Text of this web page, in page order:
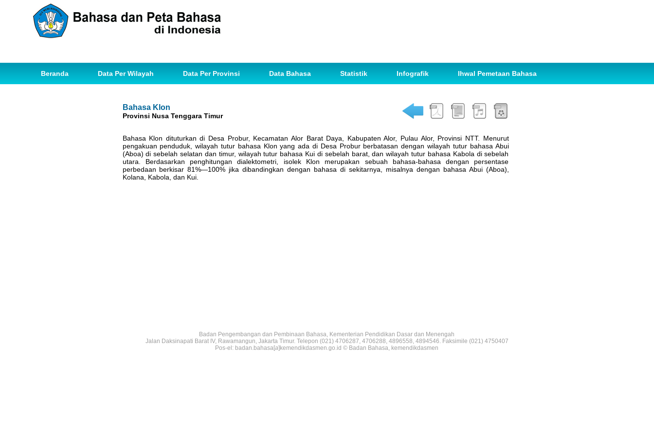
Beranda Data Per Wilayah Data Per Provinsi Data Bahasa Statistik Infografik Ihwal Pemetaan Bahasa
Bahasa Klon
Provinsi Nusa Tenggara Timur
Bahasa Klon dituturkan di Desa Probur, Kecamatan Alor Barat Daya, Kabupaten Alor, Pulau Alor, Provinsi NTT. Menurut
pengakuan penduduk, wilayah tutur bahasa Klon yang ada di Desa Probur berbatasan dengan wilayah tutur bahasa Abui
(Aboa) di sebelah selatan dan timur, wilayah tutur bahasa Kui di sebelah barat, dan wilayah tutur bahasa Kabola di sebelah
utara. Berdasarkan penghitungan dialektometri, isolek Klon merupakan sebuah bahasa-bahasa dengan persentase
perbedaan berkisar 81%—100% jika dibandingkan dengan bahasa di sekitarnya, misalnya dengan bahasa Abui (Aboa),
Kolana, Kabola, dan Kui.
Badan Pengembangan dan Pembinaan Bahasa, Kementerian Pendidikan Dasar dan Menengah
Jalan Daksinapati Barat IV, Rawamangun, Jakarta Timur. Telepon (021) 4706287, 4706288, 4896558, 4894546. Faksimile (021) 4750407
Pos-el: badan.bahasa[a]kemendikdasmen.go.id © Badan Bahasa, kemendikdasmen